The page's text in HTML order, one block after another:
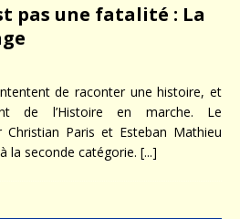
pas une fatalité : La
de raconter une histoire, et
de l’Histoire en marche. Le
Christian Paris et Esteban Mathieu
la seconde catégorie. [...]